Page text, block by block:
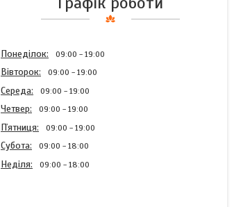
Понеділок 09:00 19:00
Вівторок 09:00 19:00
Середа 09:00 19:00
Четвер 09:00 19:00
Пʼятниця 09:00 19:00
Субота 09:00 18:00
Неділя 09:00 18:00